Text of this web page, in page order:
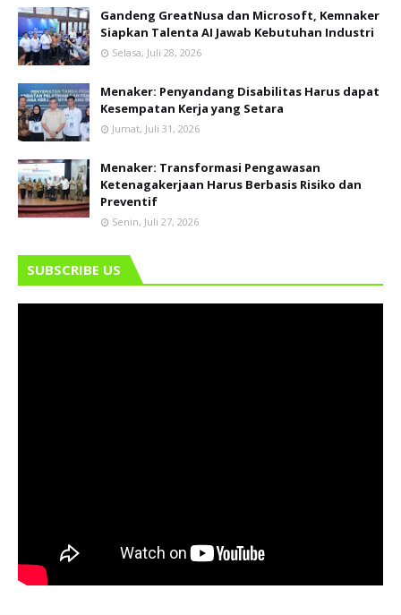
Gandeng GreatNusa dan Microsoft, Kemnaker
Siapkan Talenta AI Jawab Kebutuhan Industri
Selasa, Juli 28, 2026
Menaker: Penyandang Disabilitas Harus dapat
Kesempatan Kerja yang Setara
Jumat, Juli 31, 2026
Menaker: Transformasi Pengawasan
Ketenagakerjaan Harus Berbasis Risiko dan
Preventif
Senin, Juli 27, 2026
SUBSCRIBE US